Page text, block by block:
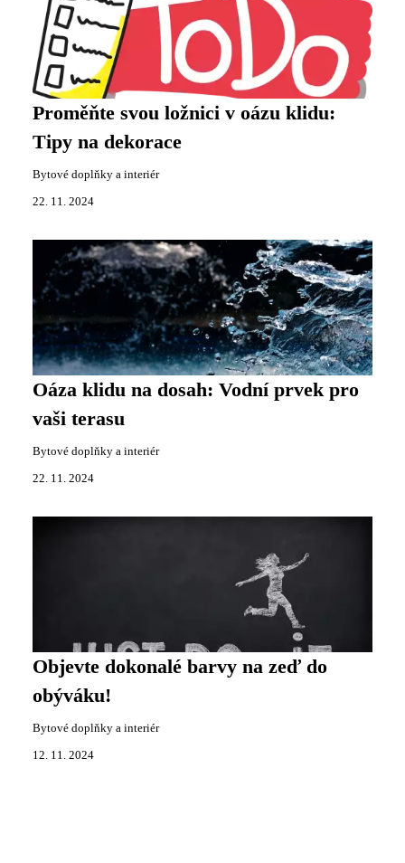
Proměňte svou ložnici v oázu klidu:
Tipy na dekorace
Bytové doplňky a interiér
22. 11. 2024
Oáza klidu na dosah: Vodní prvek pro
vaši terasu
Bytové doplňky a interiér
22. 11. 2024
Objevte dokonalé barvy na zeď do
obýváku!
Bytové doplňky a interiér
12. 11. 2024